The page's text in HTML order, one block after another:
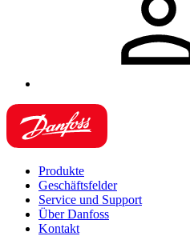
Produkte
Geschäftsfelder
Service und Support
Über Danfoss
Kontakt